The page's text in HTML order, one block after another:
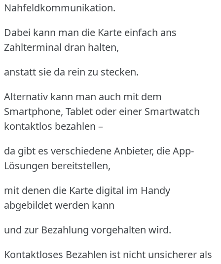
Nahfeldkommunikation.
Dabei kann man die Karte einfach ans
Zahlterminal dran halten,
anstatt sie da rein zu stecken.
Alternativ kann man auch mit dem
Smartphone, Tablet oder einer Smartwatch
kontaktlos bezahlen –
da gibt es verschiedene Anbieter, die App-
Lösungen bereitstellen,
mit denen die Karte digital im Handy
abgebildet werden kann
und zur Bezahlung vorgehalten wird.
Kontaktloses Bezahlen ist nicht unsicherer als